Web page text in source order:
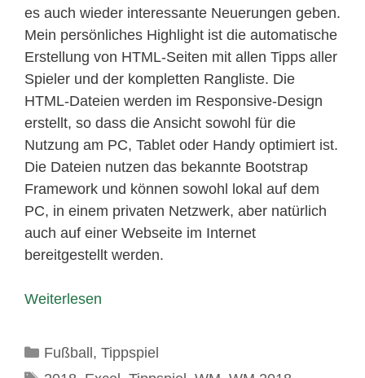
es auch wieder interessante Neuerungen geben.
Mein persönliches Highlight ist die automatische
Erstellung von HTML-Seiten mit allen Tipps aller
Spieler und der kompletten Rangliste. Die
HTML-Dateien werden im Responsive-Design
erstellt, so dass die Ansicht sowohl für die
Nutzung am PC, Tablet oder Handy optimiert ist.
Die Dateien nutzen das bekannte Bootstrap
Framework und können sowohl lokal auf dem
PC, in einem privaten Netzwerk, aber natürlich
auch auf einer Webseite im Internet
bereitgestellt werden.
Weiterlesen
Kategorien
Fußball, Tippspiel